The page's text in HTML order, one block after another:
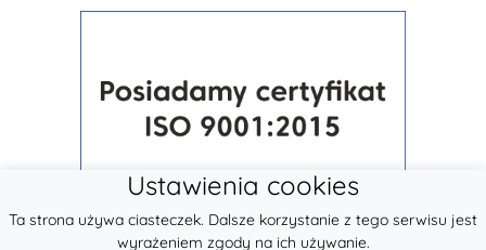
Ustawienia cookies
Ta strona używa ciasteczek. Dalsze korzystanie z tego serwisu jest
wyrażeniem zgody na ich używanie.